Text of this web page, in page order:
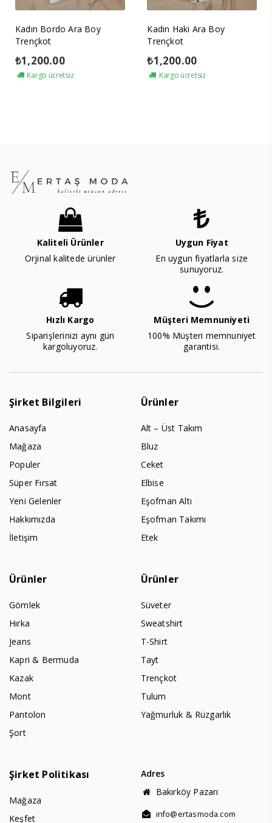
Kadın Bordo Ara Boy
Trençkot
₺1,200.00
Kargo ücretsiz
Kadın Haki Ara Boy
Trençkot
₺1,200.00
Kargo ücretsiz
Kaliteli Ürünler
Orjinal kalitede ürünler
Uygun Fiyat
En uygun fiyatlarla size
sunuyoruz.
Hızlı Kargo
Siparişlerinizi aynı gün
kargoluyoruz.
Müşteri Memnuniyeti
100% Müşteri memnuniyet
garantisi.
Şirket Bilgileri
Anasayfa
Mağaza
Populer
Süper Fırsat
Yeni Gelenler
Hakkımızda
İletişim
Ürünler
Alt – Üst Takım
Bluz
Ceket
Elbise
Eşofman Altı
Eşofman Takımı
Etek
Ürünler
Gömlek
Hırka
Jeans
Kapri & Bermuda
Kazak
Mont
Pantolon
Şort
Ürünler
Süveter
Sweatshirt
T-Shirt
Tayt
Trençkot
Tulum
Yağmurluk & Rüzgarlık
Şirket Politikası
Mağaza
Keşfet
Adres
Bakırköy Pazarı
info@ertasmoda.com